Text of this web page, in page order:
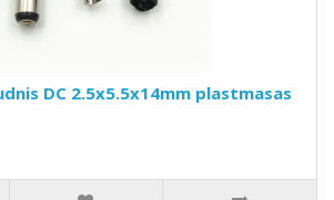
DC 2.5x5.5x14mm plastmasas